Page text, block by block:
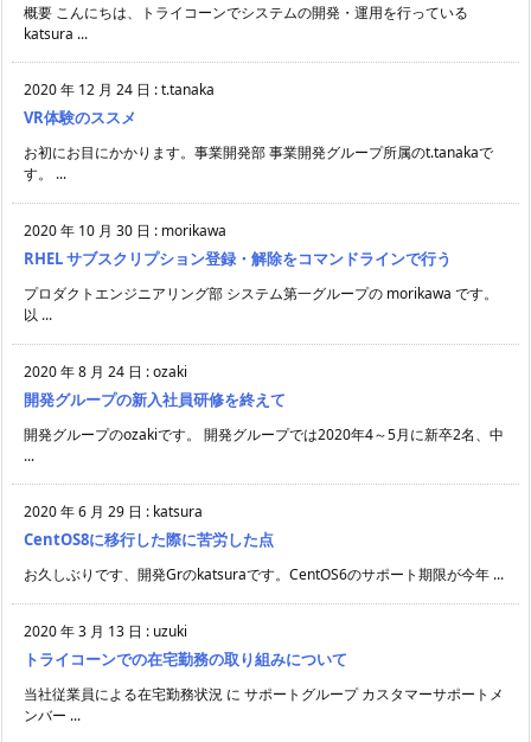
概要 こんにちは、トライコーンでシステムの開発・運用を行っている
katsura ...
2020 年 12 月 24 日 :t.tanaka
VR体験のススメ
お初にお目にかかります。事業開発部 事業開発グループ所属のt.tanakaで
す。 ...
2020 年 10 月 30 日 : morikawa
RHEL サブスクリプション登録・解除をコマンドラインで行う
プロダクトエンジニアリング部 システム第一グループの morikawa です。
以 ...
2020 年 8 月 24 日 :ozaki
開発グループの新入社員研修を終えて
開発グループのozakiです。 開発グループでは2020年4～5月に新卒2名、中
...
2020 年 6 月 29 日 : katsura
CentOS8に移行した際に苦労した点
お久しぶりです、開発Grのkatsuraです。CentOS6のサポート期限が今年 ...
2020 年 3 月 13 日 : uzuki
トライコーンでの在宅勤務の取り組みについて
当社従業員による在宅勤務状況 に サポートグループ カスタマーサポートメ
ンバー ...